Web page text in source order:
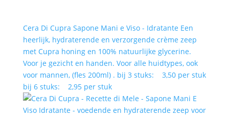
Cera Di Cupra Sapone Mani e Viso - Idratante Een
heerlijk, hydraterende en verzorgende crème zeep
met Cupra honing en 100% natuurlijke glycerine.
Voor je gezicht en handen. Voor alle huidtypes, ook
voor mannen, (fles 200ml) . bij 3 stuks: 3,50 per stuk
bij 6 stuks: 2,95 per stuk